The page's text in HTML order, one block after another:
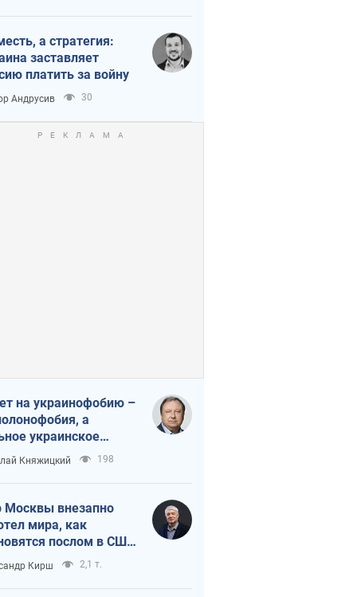
а стратегия:
заставляет
платить за войну
Андрусив 30
на украинофобию –
а
украинское
Княжицкий 198
Москвы внезапно
мира, как
послом в США
украинские топ-
Кирш 2,1 т.